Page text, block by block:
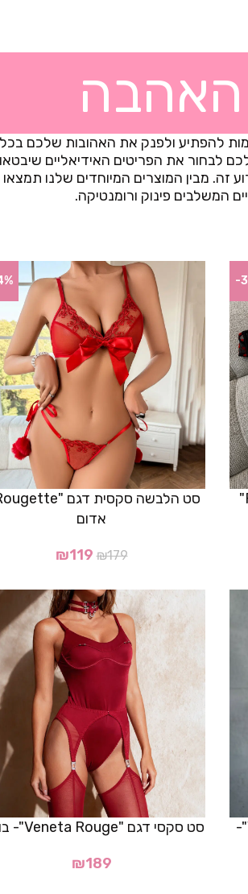
האהבה
להפתיע ולפנק את האהובות שלכם בכל
לבחור את הפריטים האידיאליים
זה. מבין המוצרים המיוחדים שלנו
המשלבים פינוק ורומנטיקה.
-
אדום
₪179
₪119
סט הלבשה סקסית דגם "Valentina"-
סט סקסי דגם "Veneta Rouge"- בורדו
₪189